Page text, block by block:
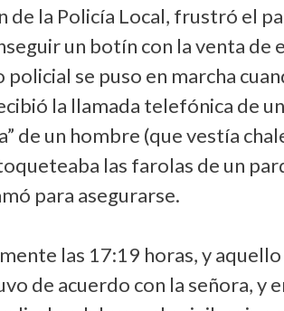
de la Policía Local, frustró el
un botín con la venta
se puso en marcha
la llamada telefónica de
de un hombre (que vestía
las farolas de un
para asegurarse.
las 17:19 horas, y
de acuerdo con la señora, y